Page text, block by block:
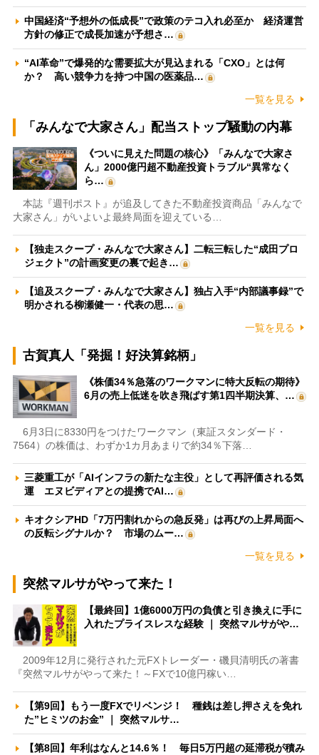
中国経済“予想外の低成長”で政策のテコ入れ必至か 経済運営
方針の修正で成長加速が予想さ…
“AI革命”で爆発的な需要拡大が見込まれる「CXO」とは何
か？ 高い競争力を持つ中国の医薬品…
一覧を見る
「みんなで大家さん」配当ストップ騒動の内幕
《ついに見えた問題の核心》「みんなで大家さ
ん」2000億円超不動産投資トラブル“異常なく
ら…
本誌『週刊ポスト』が追及してきた不動産投資商品「みんなで
大家さん」がいよいよ最終局面を迎えている…
【独走スクープ・みんなで大家さん】二転三転した“成田プロ
ジェクト”の計画変更の裏で起き…
【追及スクープ・みんなで大家さん】独占入手“内部議事録”で
明かされる柳瀬健一・代表の思…
一覧を見る
古賀真人「発掘！好決算銘柄」
《株価34％急落のワークマンに特大反転の期待》
6月の売上低迷を吹き飛ばす第1四半期決算、…
6月3日に8330円をつけたワークマン（東証スタンダード・
7564）の株価は、わずか1カ月あまりで約34％下落…
三菱重工が「AIインフラの新たな主役」として再評価される気
運 エヌビディアとの提携でAI…
キオクシアHD「7万円割れからの急反発」は再びの上昇局面へ
の反転シグナルか？ 市場のムー…
一覧を見る
突然マルサがやって来た！
【最終回】1億6000万円の負債と引き換えに手に
入れたプライスレスな経験 ｜ 突然マルサがや…
2009年12月に発行された元FXトレーダー・磯貝清明氏の著書
『突然マルサがやって来た！～FXで10億円稼い…
【第9回】もう一度FXでリベンジ！ 種銭は差し押さえを免れ
た”ヒミツのお金” ｜ 突然マルサ…
【第8回】年利はなんと14.6％！ 毎日5万円超の延滞税が積み